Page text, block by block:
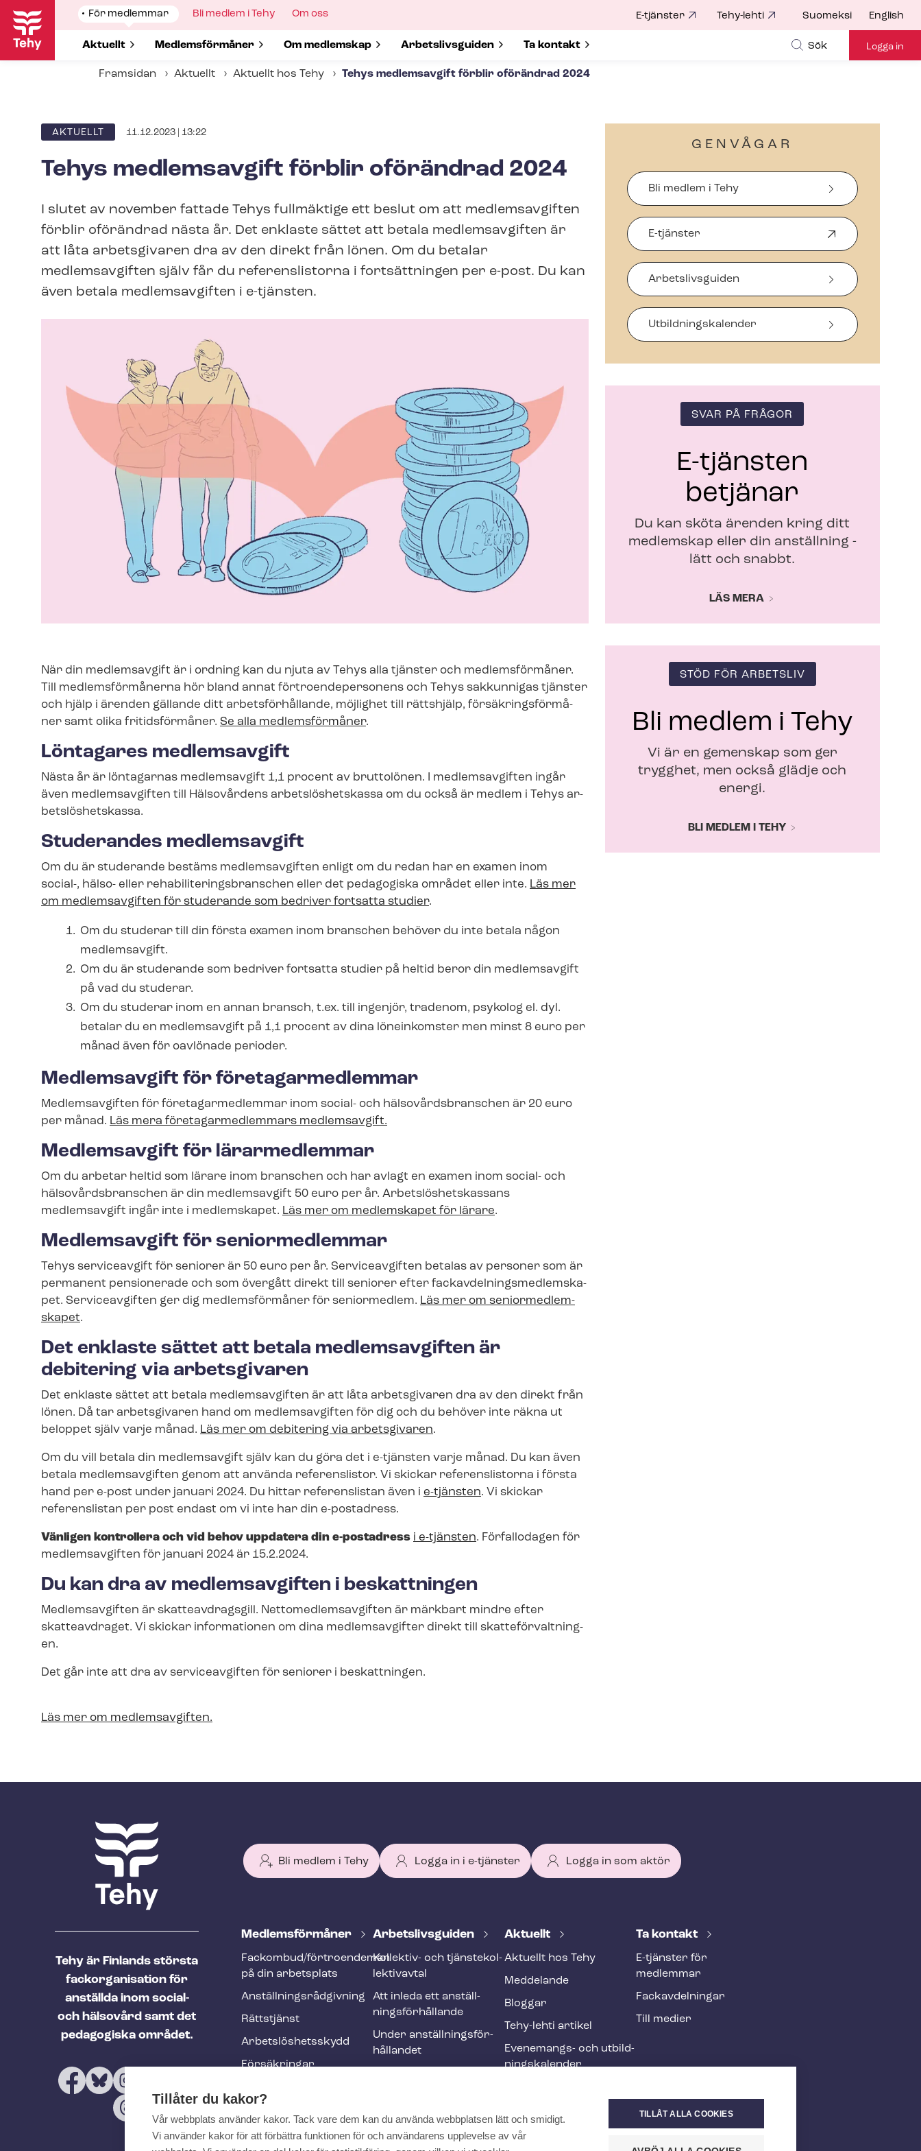
Hoppa
huvudinnehåll
Show
submenu
for
För medlemmar
Show submenu for
Aktuellt Show submenu for
Med­lems­för­må­ner Show submenu for
Om medlemskap Show submenu for
Ar­bets­livs­gui­den Show submenu for
Ta kontakt
Show
for
Bli medlem i Tehy
Show
Om oss E-tjänster Tehy-lehti Suomeksi English
Sök Logga in
Framsidan Aktuellt Aktuellt hos Tehy Tehys medlemsavgift förblir oförändrad 2024
ARTICLE
AKTUELLT 11.12.2023 | 13:22
Tehys medlemsavgift förblir oförändrad 2024
I slutet av november fattade Tehys fullmäktige ett beslut om att medlemsavgiften
förblir oförändrad nästa år. Det enklaste sättet att betala medlemsavgiften är
att låta arbetsgivaren dra av den direkt från lönen. Om du betalar
medlemsavgiften själv får du referenslistorna i fortsättningen per e-post. Du kan
även betala medlemsavgiften i e-tjänsten.
När din medlemsavgift är i ordning kan du njuta av Tehys alla tjänster och medlemsförmåner.
Till medlemsförmånerna hör bland annat för­tro­en­de­per­so­nens och Tehys sakkunnigas tjänster
och hjälp i ärenden gällande ditt arbetsförhållande, möjlighet till rättshjälp, för­säk­rings­för­må­
ner samt olika fritidsförmåner. Se alla medlemsförmåner.
Löntagares medlemsavgift
Nästa år är löntagarnas medlemsavgift 1,1 procent av bruttolönen. I medlemsavgiften ingår
även medlemsavgiften till Hälsovårdens ar­bets­lös­hets­kas­sa om du också är medlem i Tehys ar­
bets­lös­hets­kas­sa.
Studerandes medlemsavgift
Om du är studerande bestäms medlemsavgiften enligt om du redan har en examen inom
social-, hälso- eller re­ha­bi­li­te­rings­bran­schen eller det pedagogiska området eller inte. Läs mer
om medlemsavgiften för studerande som bedriver fortsatta studier.
Om du studerar till din första examen inom branschen behöver du inte betala någon
medlemsavgift.
Om du är studerande som bedriver fortsatta studier på heltid beror din medlemsavgift
på vad du studerar.
Om du studerar inom en annan bransch, t.ex. till ingenjör, tradenom, psykolog el. dyl.
betalar du en medlemsavgift på 1,1 procent av dina löneinkomster men minst 8 euro per
månad även för oavlönade perioder.
Medlemsavgift för fö­re­tagar­med­lem­mar
Medlemsavgiften för fö­re­tagar­med­lem­mar inom social- och häl­so­vårds­bran­schen är 20 euro
per månad. Läs mera fö­re­tagar­med­lem­mars medlemsavgift.
Medlemsavgift för lärarmedlemmar
Om du arbetar heltid som lärare inom branschen och har avlagt en examen inom social- och
häl­so­vårds­bran­schen är din medlemsavgift 50 euro per år. Ar­bets­lös­hets­kas­sans
medlemsavgift ingår inte i medlemskapet. Läs mer om medlemskapet för lärare.
Medlemsavgift för seniormedlemmar
Tehys serviceavgift för seniorer är 50 euro per år. Serviceavgiften betalas av personer som är
permanent pensionerade och som övergått direkt till seniorer efter fackav­del­nings­med­lem­ska­
pet. Serviceavgiften ger dig medlemsförmåner för seniormedlem. Läs mer om se­ni­or­med­lem­
ska­pet.
Det enklaste sättet att betala medlemsavgiften är
debitering via arbetsgivaren
Det enklaste sättet att betala medlemsavgiften är att låta arbetsgivaren dra av den direkt från
lönen. Då tar arbetsgivaren hand om medlemsavgiften för dig och du behöver inte räkna ut
beloppet själv varje månad. Läs mer om debitering via arbetsgivaren.
Om du vill betala din medlemsavgift själv kan du göra det i e-tjänsten varje månad. Du kan även
betala medlemsavgiften genom att använda referenslistor. Vi skickar referenslistorna i första
hand per e-post under januari 2024. Du hittar referenslistan även i e-tjänsten. Vi skickar
referenslistan per post endast om vi inte har din e-postadress.
Vänligen kontrollera och vid behov uppdatera din e-postadress i e-tjänsten. Förfallodagen för
medlemsavgiften för januari 2024 är 15.2.2024.
Du kan dra av medlemsavgiften i beskattningen
Medlemsavgiften är skatteavdragsgill. Net­to­med­lems­av­gif­ten är märkbart mindre efter
skatteavdraget. Vi skickar informationen om dina medlemsavgifter direkt till skat­te­för­valt­ning­
en.
Det går inte att dra av serviceavgiften för seniorer i beskattningen.
Läs mer om medlemsavgiften.
GENVÅGAR
Bli medlem i Tehy
E-tjänster
Ö
p
n
a
s
i
t
Arbetslivsguiden
Ut­bild­nings­ka­len­der
SVAR PÅ FRÅGOR
E-tjänsten
betjänar
Du kan sköta ärenden kring ditt
medlemskap eller din anställning -
lätt och snabbt.
LÄS MERA
STÖD FÖR ARBETSLIV
Bli medlem i Tehy
Vi är en gemenskap som ger
trygghet, men också glädje och
energi.
BLI MEDLEM I TEHY
Tehy är Finlands största
fackorganisation för
anställda inom social-
och hälsovård samt det
pedagogiska området.
Bli medlem i Tehy Logga in i e-tjänster Logga in som aktör
T
h
y
f
o
o
e
r
Med­lems­för­må­ner
Fackombud/förtroendeman
på din arbetsplats
An­ställ­nings­råd­giv­ning
Rättstjänst
Ar­bets­lös­hets­skydd
Försäkringar
evenemang
Tehy-​tidskriften
Ar­bets­livs­gui­den
Kollektiv- och tjäns­te­kol­
lek­tivav­tal
Att inleda ett an­ställ­
nings­för­hål­lan­de
Under an­ställ­nings­för­
hål­lan­det
Aktuellt
Aktuellt hos Tehy
Meddelande
Bloggar
Tehy-lehti artikel
Evenemangs- och ut­bild­
nings­ka­len­der
Ta kontakt
E-tjänster för
medlemmar
Fackav­del­ning­ar
Till medier
Tillåter du kakor?
Vår webbplats använder kakor. Tack vare dem kan du använda webbplatsen lätt och smidigt.
Vi använder kakor för att förbättra funktionen för och användarens upplevelse av vår
TILLÅT ALLA COOKIES